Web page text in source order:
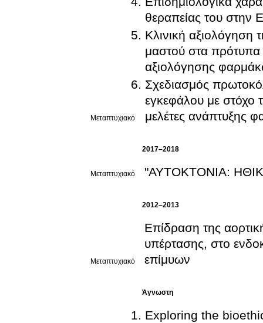
Μεταπτυχιακό
θεραπείας του στην
Κλινική αξιολόγηση
μαστού στα πρότυπα
αξιολόγησης
Σχεδιασμός
εγκεφάλου με στόχο
μελέτες ανάπτυξης
2017–2018
Μεταπτυχιακό "ΑΥΤΟΚΤΟΝΙΑ:
2012–2013
Μεταπτυχιακό
Επίδραση της
υπέρτασης, στο
επίμυων
Άγνωστη
Exploring the